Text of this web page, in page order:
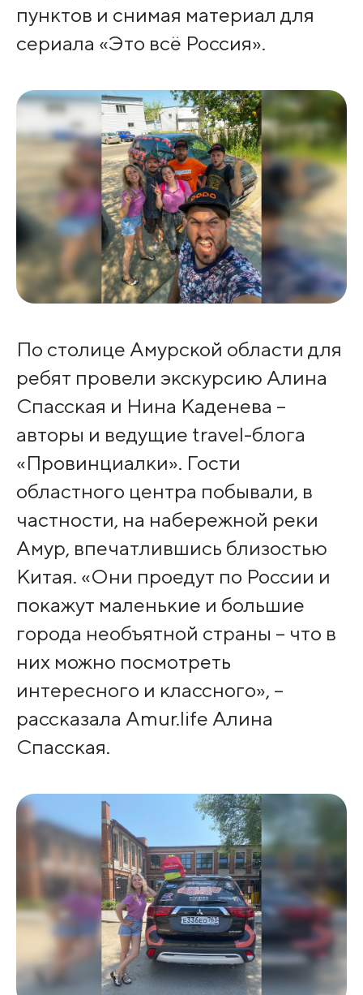
пунктов и снимая материал для
сериала «Это всё Россия».
По столице Амурской области для
ребят провели экскурсию Алина
Спасская и Нина Каденева –
авторы и ведущие travel-блога
«Провинциалки». Гости
областного центра побывали, в
частности, на набережной реки
Амур, впечатлившись близостью
Китая. «Они проедут по России и
покажут маленькие и большие
города необъятной страны – что в
них можно посмотреть
интересного и классного», –
рассказала Amur.life Алина
Спасская.